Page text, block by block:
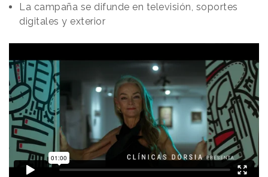
La campaña se difunde en televisión, soportes
digitales y exterior